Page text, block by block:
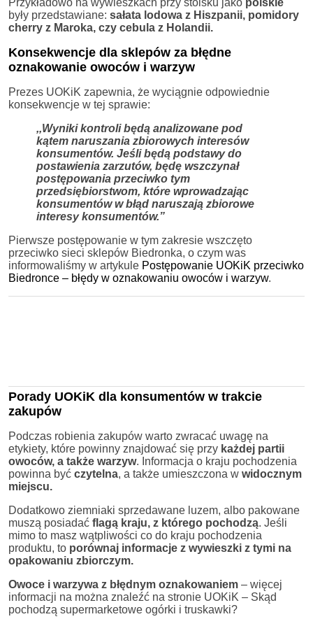
Przykładowo na wywieszkach przy stoisku jako polskie
były przedstawiane: sałata lodowa z Hiszpanii, pomidory
cherry z Maroka, czy cebula z Holandii.
Konsekwencje dla sklepów za błędne
oznakowanie owoców i warzyw
Prezes UOKiK zapewnia, że wyciągnie odpowiednie
konsekwencje w tej sprawie:
,,Wyniki kontroli będą analizowane pod
kątem naruszania zbiorowych interesów
konsumentów. Jeśli będą podstawy do
postawienia zarzutów, będę wszczynał
postępowania przeciwko tym
przedsiębiorstwom, które wprowadzając
konsumentów w błąd naruszają zbiorowe
interesy konsumentów.”
Pierwsze postępowanie w tym zakresie wszczęto
przeciwko sieci sklepów Biedronka, o czym was
informowaliśmy w artykule Postępowanie UOKiK przeciwko
Biedronce – błędy w oznakowaniu owoców i warzyw.
Porady UOKiK dla konsumentów w trakcie
zakupów
Podczas robienia zakupów warto zwracać uwagę na
etykiety, które powinny znajdować się przy każdej partii
owoców, a także warzyw. Informacja o kraju pochodzenia
powinna być czytelna, a także umieszczona w widocznym
miejscu.
Dodatkowo ziemniaki sprzedawane luzem, albo pakowane
muszą posiadać flagą kraju, z którego pochodzą. Jeśli
mimo to masz wątpliwości co do kraju pochodzenia
produktu, to porównaj informacje z wywieszki z tymi na
opakowaniu zbiorczym.
Owoce i warzywa z błędnym oznakowaniem – więcej
informacji na można znaleźć na stronie UOKiK – Skąd
pochodzą supermarketowe ogórki i truskawki?